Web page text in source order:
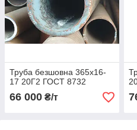
Труба безшовна 365х16-
17 20Г2 ГОСТ 8732
66 000 ₴/т